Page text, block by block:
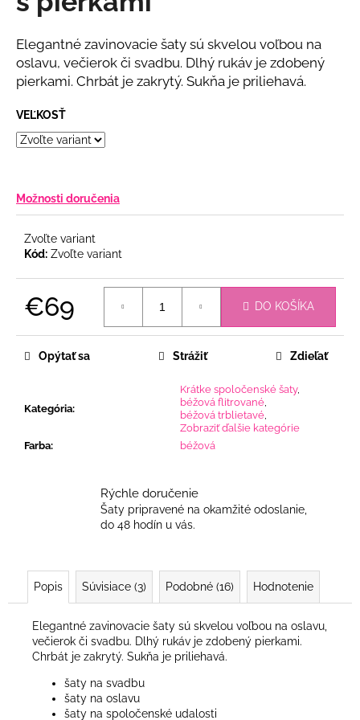
z
hviezdičiek.
Elegantné zavinovacie šaty sú skvelou voľbou na
oslavu, večierok či svadbu. Dlhý rukáv je zdobený
pierkami. Chrbát je zakrytý. Sukňa je priliehavá.
VEĽKOSŤ
Možnosti doručenia
Zvoľte variant
Kód: Zvoľte variant
€69 DO KOŠÍKA
Kategória:
Krátke spoločenské šaty,
béžová flitrované
béžová trblietavé
Zobraziť ďalšie kategórie
Farba: béžová
Opýtať sa Strážiť Zdieľať
Rýchle doručenie
Šaty pripravené na okamžité odoslanie,
do 48 hodín u vás.
Popis Súvisiace (3) Podobné (16) Hodnotenie
Elegantné zavinovacie šaty sú skvelou voľbou na oslavu,
večierok či svadbu. Dlhý rukáv je zdobený pierkami.
Chrbát je zakrytý. Sukňa je priliehavá.
šaty na svadbu
šaty na oslavu
šaty na spoločenské udalosti
m
e
NOHAVICOVÝ
KOMPLET
€69